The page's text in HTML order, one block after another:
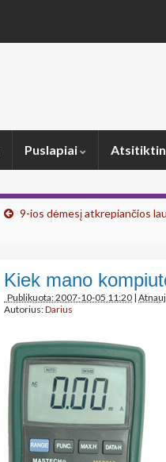
Puslapiai
9-ios dėmesį atkrepiančios
Kiek mano
Publikuota: 2007-10-05 11:20 |
Autorius:Darius